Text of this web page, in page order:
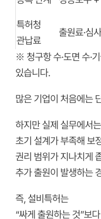
특허청
관납료
출원료·심
※ 청구항 수·도면 수·
있습니다.
많은 기업이 처음에는
하지만 실제 실무에서는
초기 설계가 부족해 보
권리 범위가 지나치게
추가 출원이 발생하는
즉, 설비특허는
“싸게 출원하는 것”보다